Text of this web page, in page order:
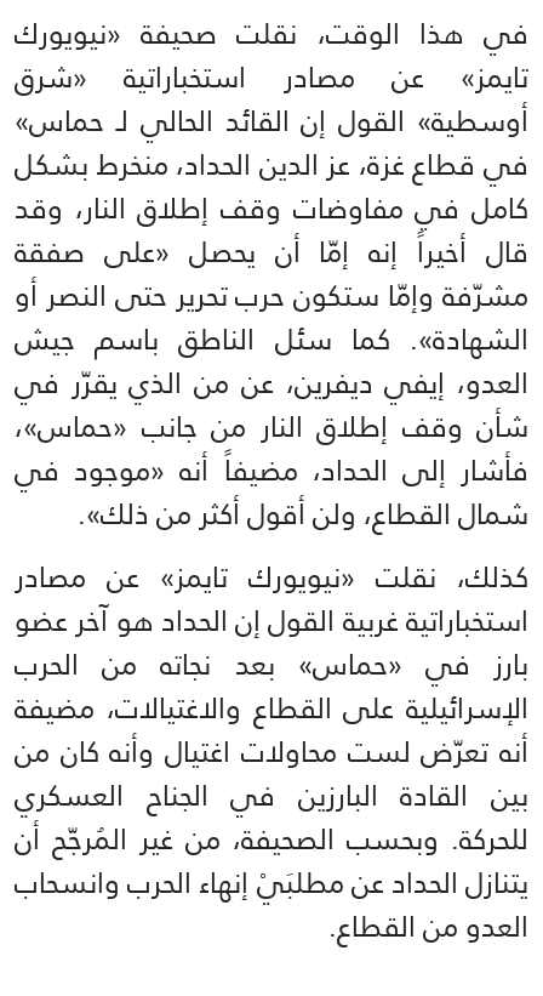
في هذا الوقت، نقلت صحيفة «نيويورك
تايمز» عن مصادر استخباراتية «شرق
أوسطية» القول إن القائد الحالي لـ حماس»
في قطاع غزة، عز الدين الحداد، منخرط بشكل
كامل في مفاوضات وقف إطلاق النار، وقد
قال أخيراً إنه إمّا أن يحصل «على صفقة
مشرّفة وإمّا ستكون حرب تحرير حتى النصر أو
الشهادة». كما سئل الناطق باسم جيش
العدو، إيفي ديفرين، عن من الذي يقرّر في
شأن وقف إطلاق النار من جانب «حماس»،
فأشار إلى الحداد، مضيفاً أنه «موجود في
شمال القطاع، ولن أقول أكثر من ذلك».
كذلك، نقلت «نيويورك تايمز» عن مصادر
استخباراتية غربية القول إن الحداد هو آخر عضو
بارز في «حماس» بعد نجاته من الحرب
الإسرائيلية على القطاع والاغتيالات، مضيفة
أنه تعرّض لست محاولات اغتيال وأنه كان من
بين القادة البارزين في الجناح العسكري
للحركة. وبحسب الصحيفة، من غير المُرجّح أن
يتنازل الحداد عن مطلبَيْ إنهاء الحرب وانسحاب
العدو من القطاع.